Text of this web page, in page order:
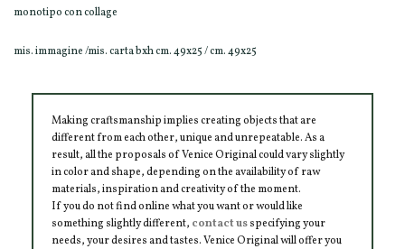
monotipo con collage
mis. immagine /mis. carta bxh cm. 49x25 / cm. 49x25
Making craftsmanship implies creating objects that are
different from each other, unique and unrepeatable. As a
result, all the proposals of Venice Original could vary slightly
in color and shape, depending on the availability of raw
materials, inspiration and creativity of the moment.
If you do not find online what you want or would like
something slightly different, contact usspecifying your
needs, your desires and tastes. Venice Original will offer you